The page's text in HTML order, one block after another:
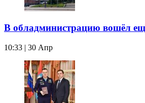
В обладминистрацию вошёл
10:33 | 30 Апр